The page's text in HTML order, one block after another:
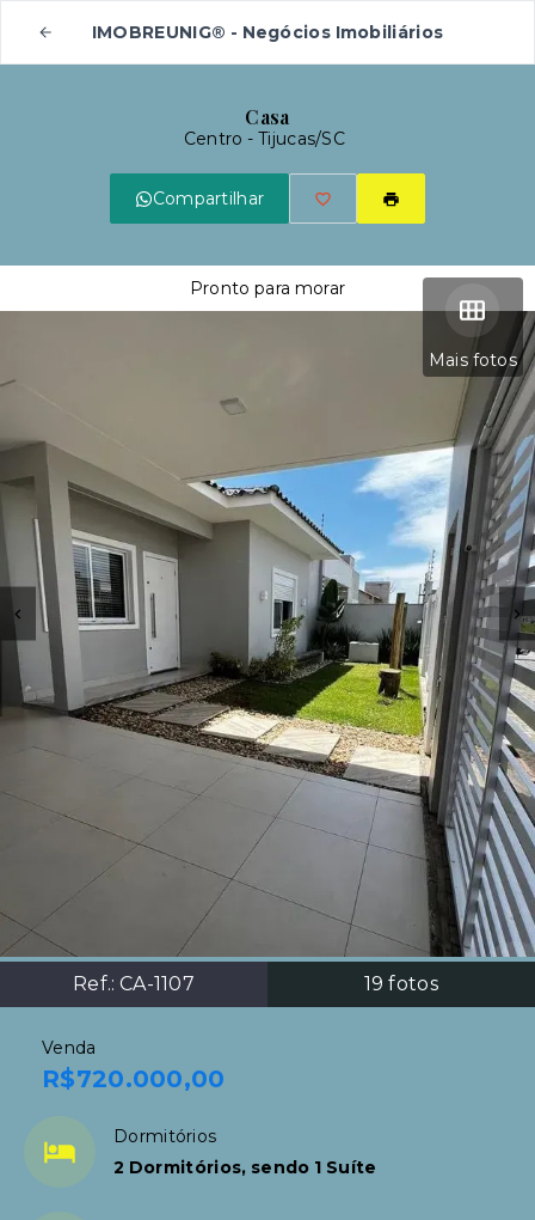
IMOBREUNIG® - Negócios Imobiliários
Casa
Centro - Tijucas/SC
Compartilhar
Mais fotos
Ref.: CA-1107 19 fotos
Pronto para morar
Venda
R$720.000,00
Dormitórios
2 Dormitórios, sendo 1 Suíte